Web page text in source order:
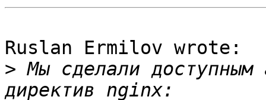
Ruslan Ermilov wrote:
> Мы сделали доступным